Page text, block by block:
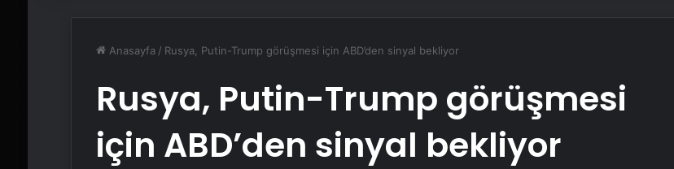
Anasayfa / Rusya, Putin-Trump görüşmesi için ABD’den sinyal bekliyor
Rusya, Putin-Trump görüşmesi
için ABD’den sinyal bekliyor